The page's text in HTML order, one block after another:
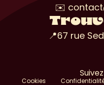
✉️
📍67 rue
Cookies